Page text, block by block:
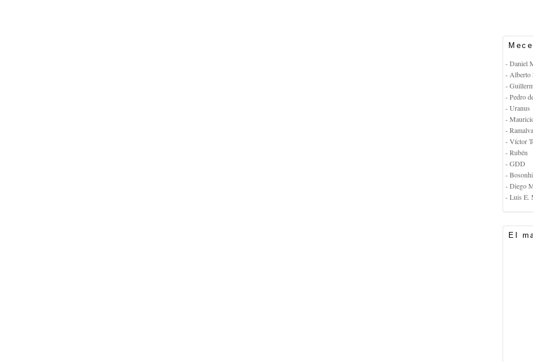
- Daniel
- Alberto
-
- Pedro
- Uranus
-
- Ramalva
- Víctor
- Rubén
- GDD
-
- Diego
- Luis E.
El